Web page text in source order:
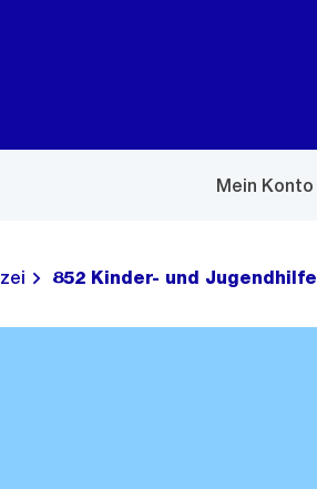
Mein Konto
Menü
852 Kinder- und Jugendhilfe